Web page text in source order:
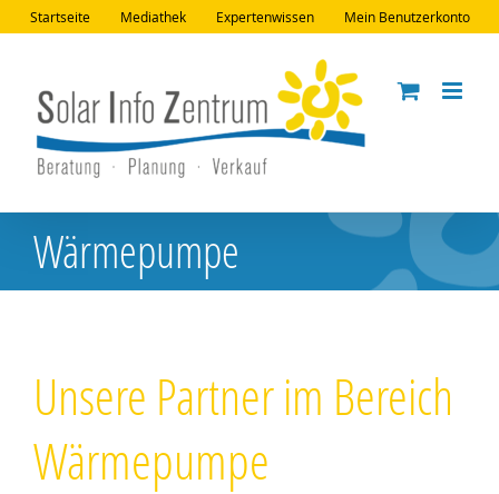
Zum
Inhalt
Startseite Mediathek Expertenwissen Mein Benutzerkonto
Wärmepumpe
Unsere Partner im Bereich
Wärmepumpe